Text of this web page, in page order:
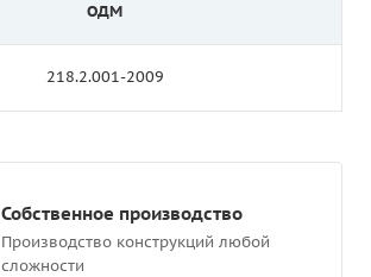
ОДМ
218.2.001-2009
Собственное производство
Производство конструкций любой
сложности